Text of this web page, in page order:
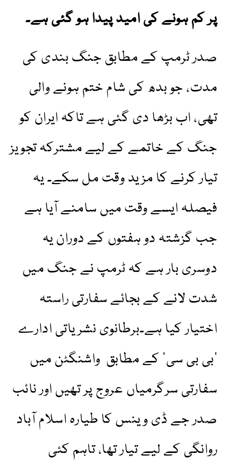
پر کم ہونے کی امید پیدا ہو گئی ہے۔
صدر ٹرمپ کے مطابق جنگ بندی کی
مدت، جو بدھ کی شام ختم ہونے والی
تھی، اب بڑھا دی گئی ہے تاکہ ایران کو
جنگ کے خاتمے کے لیے مشترکہ تجویز
تیار کرنے کا مزید وقت مل سکے۔ یہ
فیصلہ ایسے وقت میں سامنے آیا ہے
جب گزشتہ دو ہفتوں کے دوران یہ
دوسری بار ہے کہ ٹرمپ نے جنگ میں
شدت لانے کے بجائے سفارتی راستہ
اختیار کیا ہے۔برطانوی نشریاتی ادارے
’بی بی سی‘ کے مطابق واشنگٹن میں
سفارتی سرگرمیاں عروج پر تھیں اور نائب
صدر جے ڈی وینس کا طیارہ اسلام آباد
روانگی کے لیے تیار تھا، تاہم کئی